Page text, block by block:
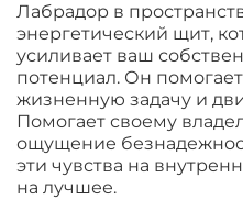
Лабрадор в
энергетический щит,
усиливает ваш
потенциал. Он
жизненную задачу и
Помогает своему
ощущение
эти чувства на
на лучшее.